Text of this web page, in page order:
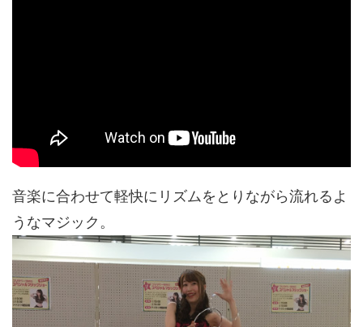
音楽に合わせて軽快にリズムをとりながら流れるよ
うなマジック。